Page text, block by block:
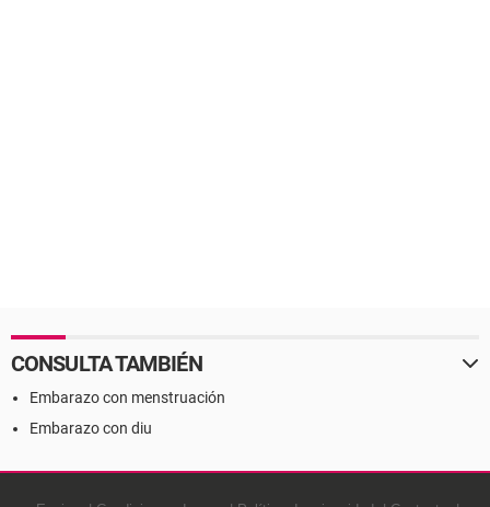
CONSULTA TAMBIÉN
Embarazo con menstruación
Embarazo con diu